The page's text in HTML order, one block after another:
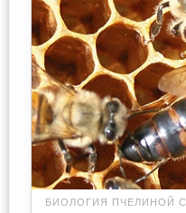
БИОЛОГИЯ ПЧЕЛИНОЙ